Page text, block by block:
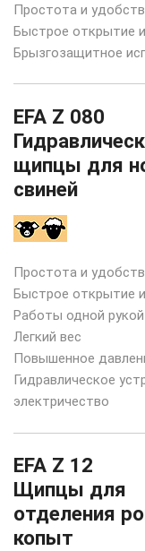
Простота и
Быстрое открытие
Брызгозащитное
EFA Z 080
щипцы для
свиней
Простота и
Быстрое открытие
Работы одной рукой
Легкий вес
Повышенное
Гидравлическое
электричество
EFA Z 12
Щипцы для
отделения
копыт